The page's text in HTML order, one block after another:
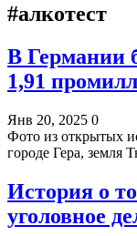
#алкотест
В Германии
1,91
Янв 20, 2025 0
Фото из открытых
городе Гера, земля
История о
уголовное